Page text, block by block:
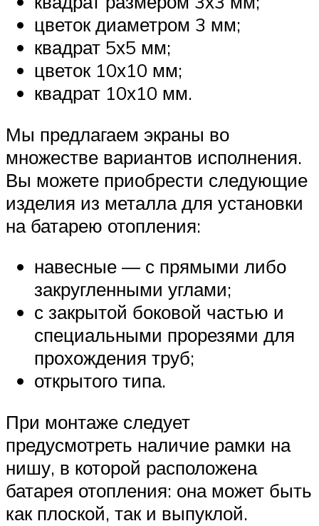
цветок диаметром 3 мм;
квадрат 5х5 мм;
цветок 10х10 мм;
квадрат 10х10 мм.
Мы предлагаем экраны во
множестве вариантов исполнения.
Вы можете приобрести следующие
изделия из металла для установки
на батарею отопления:
навесные — с прямыми либо
закругленными углами;
с закрытой боковой частью и
специальными прорезями для
прохождения труб;
открытого типа.
При монтаже следует
предусмотреть наличие рамки на
нишу, в которой расположена
батарея отопления: она может быть
как плоской, так и выпуклой.